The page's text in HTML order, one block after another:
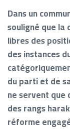
Dans un
souligné que la
libres des
des instances
du parti et de
ne servent que
des rangs
réforme